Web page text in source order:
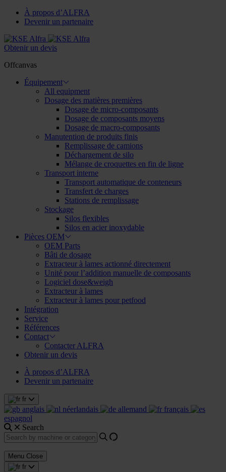
À propos d’ALFRA
Devenir un partenaire
Obtenir un devis
Offcanvas
Équipement
All equipment
Dosage des matières premières
Dosage de micro-composants
Dosage de composants moyens
Dosage de macro-composants
Manutention de produits finis
Remplissage de camions
Déchargement de silo
Mélange de croquettes en fin de ligne
Transport interne
Transport automatique de conteneurs
Transfert de charges
Stations de remplissage
Stockage
Silos flexibles
Silos en acier inoxydable
Pièces OEM
OEM Parts
Bâti de dosage
Extracteur à lames actionné directement
Unité pour l’addition manuelle de composants
Logiciel dose&weigh
Extracteur à lames
Extracteur à lames pour petfood
Intégration
Service
Références
Contact
Contacter ALFRA
Obtenir un devis
À propos d’ALFRA
Devenir un partenaire
fr
anglais néerlandais allemand
français
espagnol
Search
Menu Close
fr